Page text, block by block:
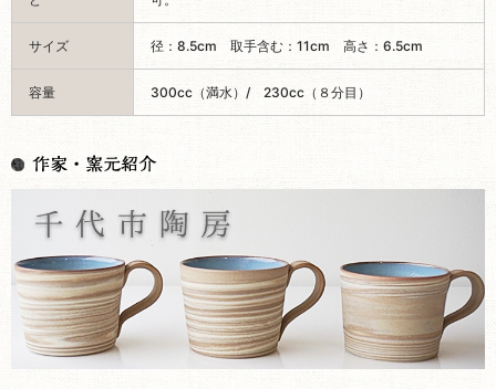
サイズ 径：8.5cm 取手含む：11cm 高さ：6.5cm
容量 300cc（満水）/ 230cc（８分目）